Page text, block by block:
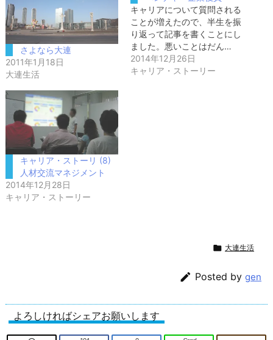
さよなら大連
2011年1月18日
大連生活
キャリアについて質問される
ことが増えたので、半生を振
り返って記事を書くことにし
ました。悪いことはだん…
2014年12月26日
キャリア・ストーリー
キャリア・ストーリ (8)
人材交流マネジメント
2014年12月28日
キャリア・ストーリー
 大連生活
 Posted by gen
よろしければシェアお願いします